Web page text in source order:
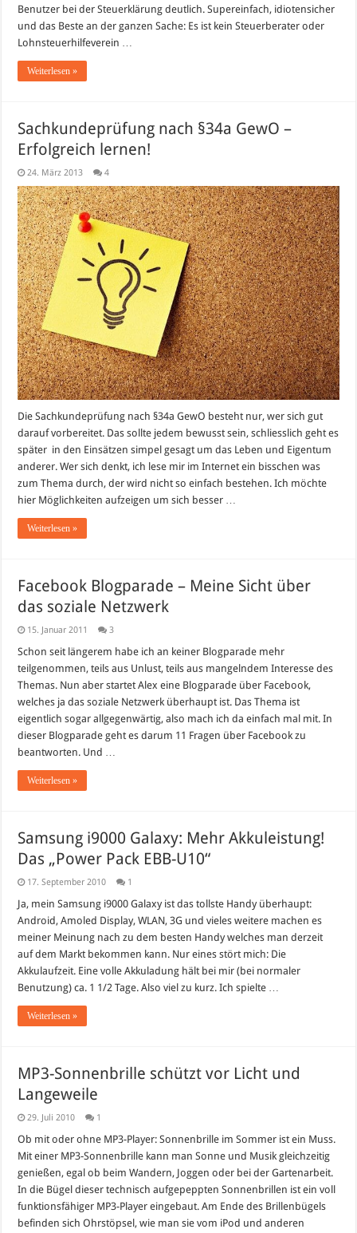
Benutzer bei der Steuerklärung deutlich. Supereinfach, idiotensicher
und das Beste an der ganzen Sache: Es ist kein Steuerberater oder
Lohnsteuerhilfeverein …
Weiterlesen »
Sachkundeprüfung nach §34a GewO –
Erfolgreich lernen!
24. März 2013 4
Die Sachkundeprüfung nach §34a GewO besteht nur, wer sich gut
darauf vorbereitet. Das sollte jedem bewusst sein, schliesslich geht es
später in den Einsätzen simpel gesagt um das Leben und Eigentum
anderer. Wer sich denkt, ich lese mir im Internet ein bisschen was
zum Thema durch, der wird nicht so einfach bestehen. Ich möchte
hier Möglichkeiten aufzeigen um sich besser …
Weiterlesen »
Facebook Blogparade – Meine Sicht über
das soziale Netzwerk
15. Januar 2011 3
Schon seit längerem habe ich an keiner Blogparade mehr
teilgenommen, teils aus Unlust, teils aus mangelndem Interesse des
Themas. Nun aber startet Alex eine Blogparade über Facebook,
welches ja das soziale Netzwerk überhaupt ist. Das Thema ist
eigentlich sogar allgegenwärtig, also mach ich da einfach mal mit. In
dieser Blogparade geht es darum 11 Fragen über Facebook zu
beantworten. Und …
Weiterlesen »
Samsung i9000 Galaxy: Mehr Akkuleistung!
Das „Power Pack EBB-U10“
17. September 2010 1
Ja, mein Samsung i9000 Galaxy ist das tollste Handy überhaupt:
Android, Amoled Display, WLAN, 3G und vieles weitere machen es
meiner Meinung nach zu dem besten Handy welches man derzeit
auf dem Markt bekommen kann. Nur eines stört mich: Die
Akkulaufzeit. Eine volle Akkuladung hält bei mir (bei normaler
Benutzung) ca. 1 1/2 Tage. Also viel zu kurz. Ich spielte …
Weiterlesen »
MP3-Sonnenbrille schützt vor Licht und
Langeweile
29. Juli 2010 1
Ob mit oder ohne MP3-Player: Sonnenbrille im Sommer ist ein Muss.
Mit einer MP3-Sonnenbrille kann man Sonne und Musik gleichzeitig
genießen, egal ob beim Wandern, Joggen oder bei der Gartenarbeit.
In die Bügel dieser technisch aufgepeppten Sonnenbrillen ist ein voll
funktionsfähiger MP3-Player eingebaut. Am Ende des Brillenbügels
befinden sich Ohrstöpsel, wie man sie vom iPod und anderen